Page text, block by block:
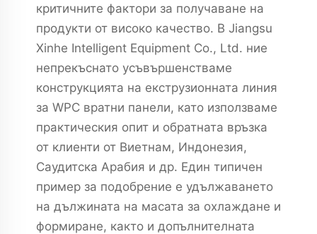
критичните фактори за получаване на
продукти от високо качество. В Jiangsu
Xinhe Intelligent Equipment Co., Ltd. ние
непрекъснато усъвършенстваме
конструкцията на екструзионната линия
за WPC вратни панели, като използваме
практическия опит и обратната връзка
от клиенти от Виетнам, Индонезия,
Саудитска Арабия и др. Един типичен
пример за подобрение е удължаването
на дължината на масата за охлаждане и
формиране, както и допълнителната